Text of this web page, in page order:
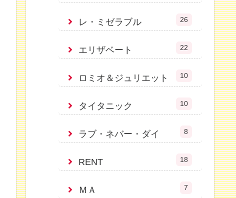
レ・ミゼラブル 26
エリザベート 22
ロミオ＆ジュリエット 10
タイタニック 10
ラブ・ネバー・ダイ 8
RENT 18
ＭＡ 7